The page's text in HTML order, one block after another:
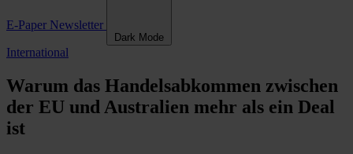
E-Paper Newsletter
Dark Mode
International
Warum das Handelsabkommen zwischen
der EU und Australien mehr als ein Deal
ist